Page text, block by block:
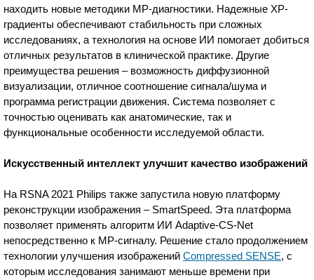
находить новые методики МР-диагностики. Надежные XP-
градиенты обеспечивают стабильность при сложных
исследованиях, а технология на основе ИИ помогает добиться
отличных результатов в клинической практике. Другие
преимущества решения – возможность диффузионной
визуализации, отличное соотношение сигнала/шума и
программа регистрации движения. Система позволяет с
точностью оценивать как анатомические, так и
функциональные особенности исследуемой области.
Искусственный интеллект улучшит качество изображений
На RSNA 2021 Philips также запустила новую платформу
реконструкции изображения – SmartSpeed. Эта платформа
позволяет применять алгоритм ИИ Adaptive-CS-Net
непосредственно к МР-сигналу. Решение стало продолжением
технологии улучшения изображенийCompressed SENSE, с
которым исследования занимают меньше времени при